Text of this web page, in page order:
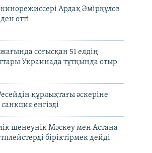
Ардақ Әмірқұлов
өтті
соғысқан 51 елдің
Украинада тұтқында отыр
құрлықтағы әскеріне
енгізді
шенеунік Мәскеу мен Астана
біріктірмек дейді